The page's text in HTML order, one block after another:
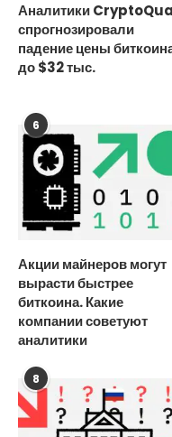
Аналитики
спрогнозировали
падение цены
до $32 тыс.
6
Акции майнеров могут
вырасти быстрее
биткоина. Какие
компании советуют
аналитики
8